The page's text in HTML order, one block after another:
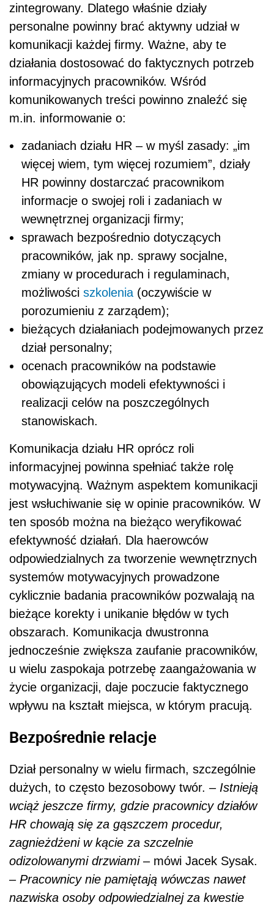
zintegrowany. Dlatego właśnie działy
personalne powinny brać aktywny udział w
komunikacji każdej firmy. Ważne, aby te
działania dostosować do faktycznych potrzeb
informacyjnych pracowników. Wśród
komunikowanych treści powinno znaleźć się
m.in. informowanie o:
zadaniach działu HR – w myśl zasady: „im
więcej wiem, tym więcej rozumiem”, działy
HR powinny dostarczać pracownikom
informacje o swojej roli i zadaniach w
wewnętrznej organizacji firmy;
sprawach bezpośrednio dotyczących
pracowników, jak np. sprawy socjalne,
zmiany w procedurach i regulaminach,
możliwości szkolenia (oczywiście w
porozumieniu z zarządem);
bieżących działaniach podejmowanych przez
dział personalny;
ocenach pracowników na podstawie
obowiązujących modeli efektywności i
realizacji celów na poszczególnych
stanowiskach.
Komunikacja działu HR oprócz roli
informacyjnej powinna spełniać także rolę
motywacyjną. Ważnym aspektem komunikacji
jest wsłuchiwanie się w opinie pracowników. W
ten sposób można na bieżąco weryfikować
efektywność działań. Dla haerowców
odpowiedzialnych za tworzenie wewnętrznych
systemów motywacyjnych prowadzone
cyklicznie badania pracowników pozwalają na
bieżące korekty i unikanie błędów w tych
obszarach. Komunikacja dwustronna
jednocześnie zwiększa zaufanie pracowników,
u wielu zaspokaja potrzebę zaangażowania w
życie organizacji, daje poczucie faktycznego
wpływu na kształt miejsca, w którym pracują.
Bezpośrednie relacje
Dział personalny w wielu firmach, szczególnie
dużych, to często bezosobowy twór. – Istnieją
wciąż jeszcze firmy, gdzie pracownicy działów
HR chowają się za gąszczem procedur,
zagnieżdżeni w kącie za szczelnie
odizolowanymi drzwiami– mówi Jacek Sysak.
– Pracownicy nie pamiętają wówczas nawet
nazwiska osoby odpowiedzialnej za kwestie